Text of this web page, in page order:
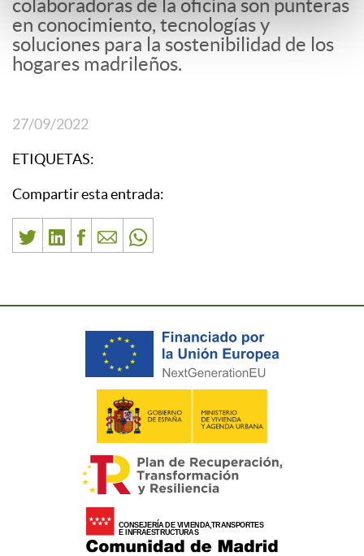
colaboradoras de la oficina son punteras
en conocimiento, tecnologías y
soluciones para la sostenibilidad de los
hogares madrileños.
27/09/2022
ETIQUETAS:
Compartir esta entrada: